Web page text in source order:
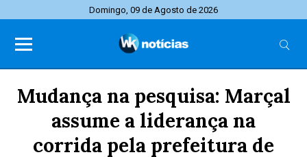
Domingo, 09 de Agosto de 2026
Mudança na pesquisa: Marçal
assume a liderança na
corrida pela prefeitura de